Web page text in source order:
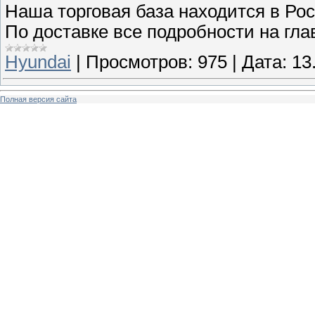
Наша торговая база находится в
По доставке все подробности на
Hyundai | Просмотров: 975 | Дата:
Полная версия сайта